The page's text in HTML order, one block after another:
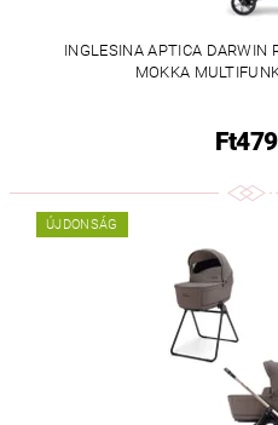
INGLESINA APTICA DARWIN
MOKKA
ÚJDONSÁG